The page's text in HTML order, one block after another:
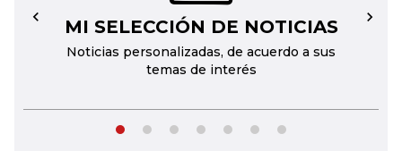
MI SELECCIÓN DE NOTICIAS
Noticias personalizadas, de acuerdo a sus
temas de interés
← →